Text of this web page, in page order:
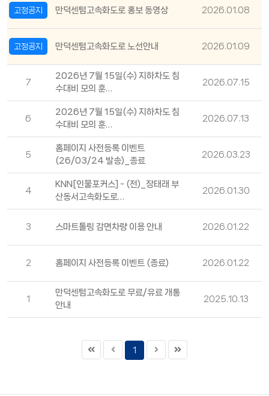
고정공지 만덕센텀고속화도로 홍보 동영상 2026.01.08
고정공지 만덕센텀고속화도로 노선안내 2026.01.09
7
2026년 7월 15일(수) 지하차도 침
수대비 모의 훈…
2026.07.15
6
2026년 7월 15일(수) 지하차도 침
수대비 모의 훈…
2026.07.13
5
홈페이지 사전등록 이벤트
(26/03/24 발송)_종료
2026.03.23
4
KNN[인물포커스] - (전)_장태래 부
산동서고속화도로…
2026.01.30
3 스마트톨링 감면차량 이용 안내 2026.01.22
2 홈페이지 사전등록 이벤트 (종료) 2026.01.22
1
만덕센텀고속화도로 무료/유료 개통
안내
2025.10.13
1